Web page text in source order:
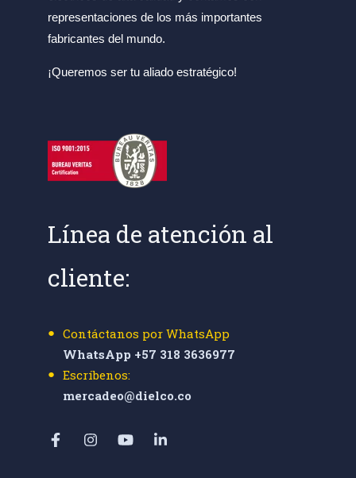
representaciones de los más importantes
fabricantes del mundo.
¡Queremos ser tu aliado estratégico!
Línea de atención al
cliente:
Contáctanos por WhatsApp
WhatsApp +57 318 3636977
Escríbenos:
mercadeo@dielco.co